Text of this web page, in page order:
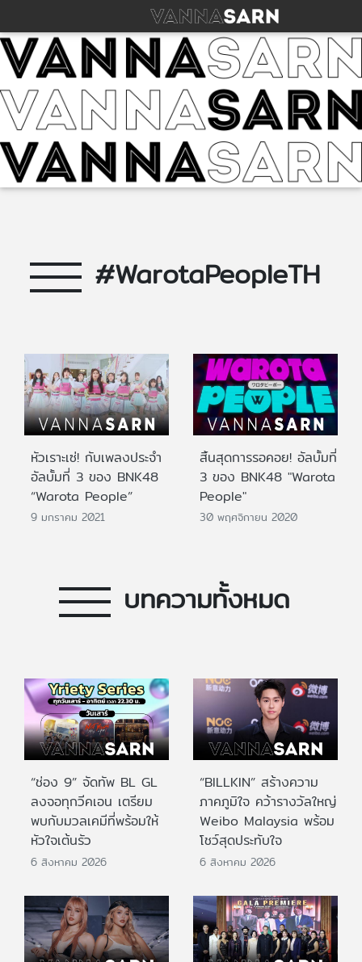
#WarotaPeopleTH
หัวเราะเซ่! กับเพลงประจำ
อัลบั้มที่ 3 ของ BNK48
“Warota People”
9 มกราคม 2021
สิ้นสุดการรอคอย! อัลบั้มที่
3 ของ BNK48 "Warota
People"
30 พฤศจิกายน 2020
บทความทั้งหมด
“ช่อง 9” จัดทัพ BL GL
ลงจอทุกวีคเอน เตรียม
พบกับมวลเคมีที่พร้อมให้
หัวใจเต้นรัว
6 สิงหาคม 2026
“BILLKIN” สร้างความ
ภาคภูมิใจ คว้ารางวัลใหญ่
Weibo Malaysia พร้อม
โชว์สุดประทับใจ
6 สิงหาคม 2026